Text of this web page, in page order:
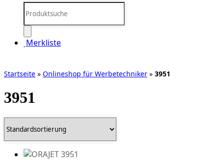
search
Merkliste
Startseite » Onlineshop für Werbetechniker » 3951
3951